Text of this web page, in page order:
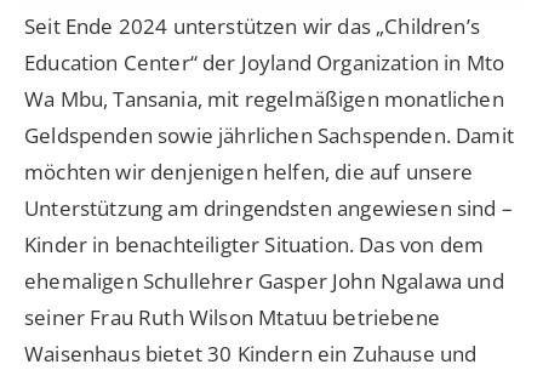
Seit Ende 2024 unterstützen wir das „Children’s
Education Center“ der Joyland Organization in Mto
Wa Mbu, Tansania, mit regelmäßigen monatlichen
Geldspenden sowie jährlichen Sachspenden. Damit
möchten wir denjenigen helfen, die auf unsere
Unterstützung am dringendsten angewiesen sind –
Kinder in benachteiligter Situation. Das von dem
ehemaligen Schullehrer Gasper John Ngalawa und
seiner Frau Ruth Wilson Mtatuu betriebene
Waisenhaus bietet 30 Kindern ein Zuhause und